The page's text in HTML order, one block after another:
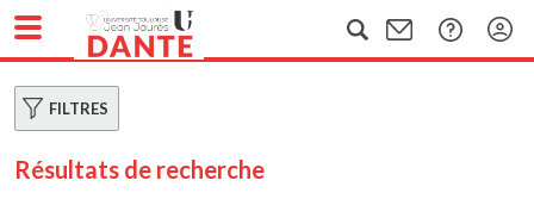
FILTRES
Résultats de recherche